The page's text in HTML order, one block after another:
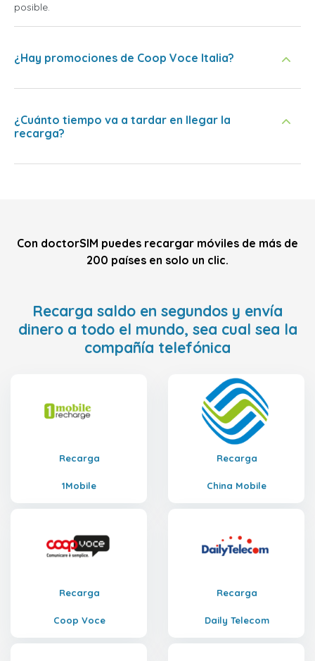
posible.
¿Hay promociones de Coop Voce Italia?
¿Cuánto tiempo va a tardar en llegar la
recarga?
Con doctorSIM puedes recargar móviles de más de
200 países en solo un clic.
Recarga saldo en segundos y envía
dinero a todo el mundo, sea cual sea la
compañía telefónica
Recarga
1Mobile
Recarga
China Mobile
Recarga
Coop Voce
Recarga
Daily Telecom